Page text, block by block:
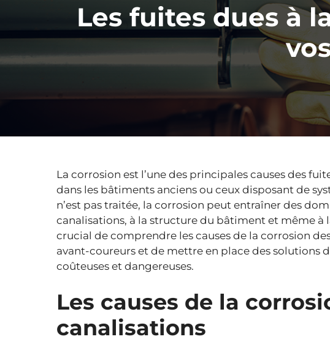
Les fuites dues à
La corrosion est l’une des principales causes des
dans les bâtiments anciens ou ceux disposant de
n’est pas traitée, la corrosion peut entraîner des
canalisations, à la structure du bâtiment et même à
crucial de comprendre les causes de la corrosion
avant-coureurs et de mettre en place des solutions
coûteuses et dangereuses.
Les causes de la
canalisations